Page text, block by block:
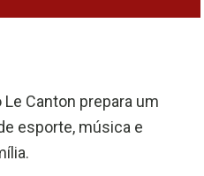
Le Canton prepara um
esporte, música e